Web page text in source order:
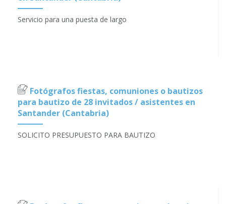
Servicio para una puesta de largo
Fotógrafos fiestas, comuniones o bautizos
para bautizo de 28 invitados / asistentes en
Santander (Cantabria)
SOLICITO PRESUPUESTO PARA BAUTIZO